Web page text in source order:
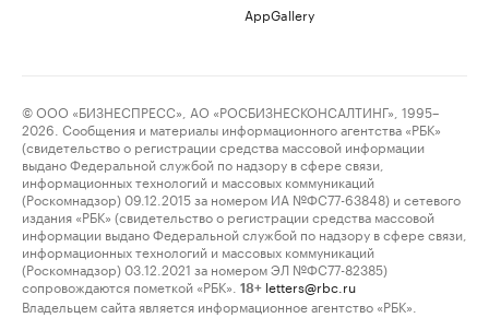
AppGallery
© ООО «БИЗНЕСПРЕСС», АО «РОСБИЗНЕСКОНСАЛТИНГ», 1995–
2026. Сообщения и материалы информационного агентства «РБК»
(свидетельство о регистрации средства массовой информации
выдано Федеральной службой по надзору в сфере связи,
информационных технологий и массовых коммуникаций
(Роскомнадзор) 09.12.2015 за номером ИА №ФС77-63848) и сетевого
издания «РБК» (свидетельство о регистрации средства массовой
информации выдано Федеральной службой по надзору в сфере связи,
информационных технологий и массовых коммуникаций
(Роскомнадзор) 03.12.2021 за номером ЭЛ №ФС77-82385)
сопровождаются пометкой «РБК».
18+ letters@rbc.ru
Владельцем сайта является информационное агентство «РБК».